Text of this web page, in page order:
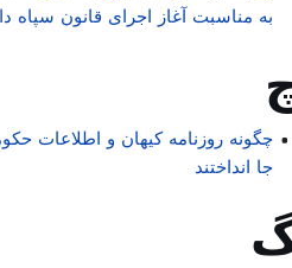
به مناسبت آغاز اجرای قانون سپاه دانش ۳ دی
چگونه روزنامه کیهان و اطلاعات
جا انداختند